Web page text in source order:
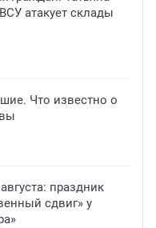
атакует склады
Что известно о
праздник
сдвиг» у